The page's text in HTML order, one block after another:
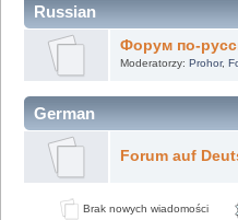
Russian
Форум по-
Moderatorzy: Prohor,
German
Forum auf
Brak nowych wiadomości